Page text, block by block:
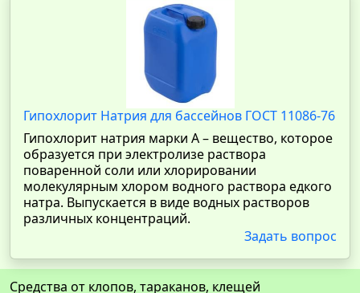
Гипохлорит Натрия для бассейнов ГОСТ 11086-76
Гипохлорит натрия марки А – вещество, которое
образуется при электролизе раствора
поваренной соли или хлорировании
молекулярным хлором водного раствора едкого
натра. Выпускается в виде водных растворов
различных концентраций.
Задать вопрос
Средства от клопов, тараканов, клещей